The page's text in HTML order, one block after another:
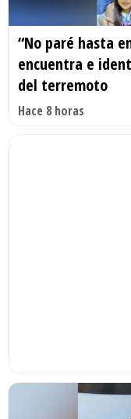
“No paré hasta
encuentra e
del terremoto
Hace 8 horas